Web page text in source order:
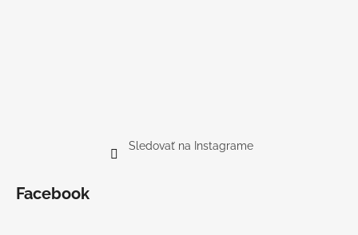
Sledovať na Instagrame
Facebook